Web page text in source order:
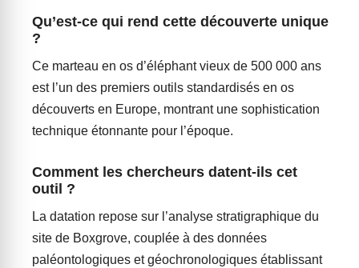
Qu’est-ce qui rend cette découverte unique
?
Ce marteau en os d’éléphant vieux de 500 000 ans
est l’un des premiers outils standardisés en os
découverts en Europe, montrant une sophistication
technique étonnante pour l’époque.
Comment les chercheurs datent-ils cet
outil ?
La datation repose sur l’analyse stratigraphique du
site de Boxgrove, couplée à des données
paléontologiques et géochronologiques établissant